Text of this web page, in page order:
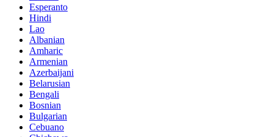
Esperanto
Hindi
Lao
Albanian
Amharic
Armenian
Azerbaijani
Belarusian
Bengali
Bosnian
Bulgarian
Cebuano